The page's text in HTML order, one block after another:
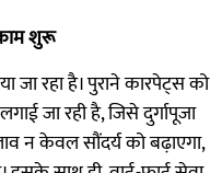
शुरू
जा रहा है। पुराने कारपेट्स को
जा रही है, जिसे दुर्गापूजा
न केवल सौंदर्य को बढ़ाएगा,